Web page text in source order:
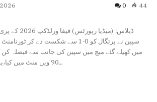
0
44
ڈیلاس: (میڈیا
سپین نے پرتگال کو 0-1 سے شکست دے کر
میں کھیلے گئے میچ میں سپین کی جانب سے فیصلہ کن
90 ویں منٹ میں کیا،یوں سپین نے پرتگال کو…